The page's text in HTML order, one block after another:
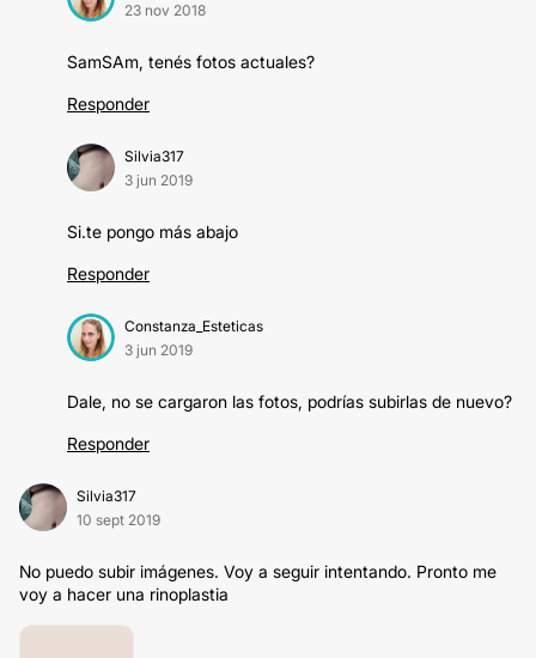
23 nov 2018
SamSAm, tenés fotos actuales?
Responder
Silvia317
3 jun 2019
Si.te pongo más abajo
Responder
Constanza_Esteticas
3 jun 2019
Dale, no se cargaron las fotos, podrías subirlas de nuevo?
Responder
Silvia317
10 sept 2019
No puedo subir imágenes. Voy a seguir intentando. Pronto me
voy a hacer una rinoplastia